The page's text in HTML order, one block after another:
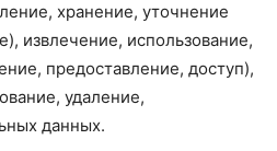
хранение, уточнение
извлечение, использование,
предоставление, доступ),
удаление,
данных.